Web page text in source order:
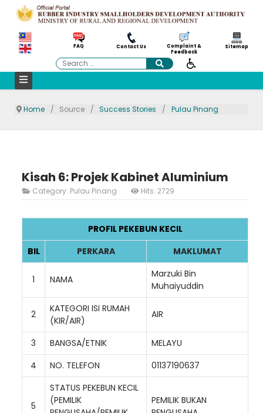
FAQ Contact Us
Complaint &
Feedback
Sitemap
Search
Home Source Success Stories Pulau Pinang
Kisah 6: Projek Kabinet Aluminium
Category: Pulau Pinang Hits: 2729
PROFIL PEKEBUN KECIL
BIL
PERKARA MAKLUMAT
1 NAMA
Marzuki Bin
Muhaiyuddin
2
KATEGORI ISI RUMAH
(KIR/AIR)
AIR
3 BANGSA/ETNIK
MELAYU
4
NO. TELEFON 01137190637
5
STATUS PEKEBUN KECIL
(PEMILIK
PEMILIK BUKAN